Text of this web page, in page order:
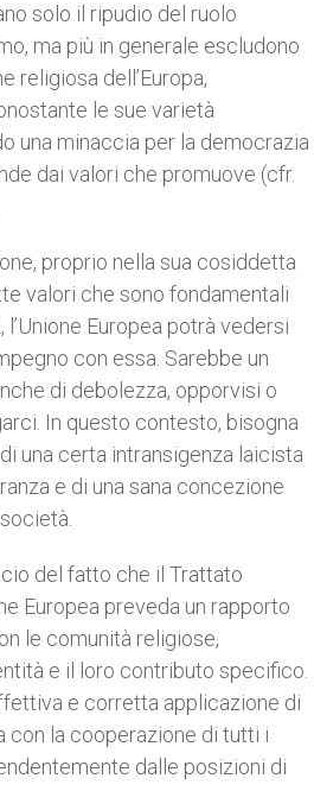
solo il ripudio del ruolo
ma più in generale escludono
religiosa dell’Europa,
le sue varietà
una minaccia per la democrazia
dai valori che promuove (cfr.
proprio nella sua cosiddetta
valori che sono fondamentali
Europea potrà vedersi
con essa. Sarebbe un
di debolezza, opporvisi o
In questo contesto, bisogna
una certa intransigenza laicista
e di una sana concezione
del fatto che il Trattato
Europea preveda un rapporto
le comunità religiose,
e il loro contributo specifico.
e corretta applicazione di
con la cooperazione di tutti i
dalle posizioni di